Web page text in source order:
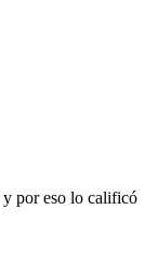
y por eso lo calificó